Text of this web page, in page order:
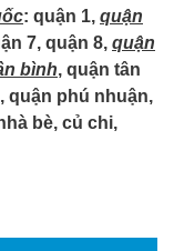
: quận 1, quận
7, quận 8, quận
bình, quận tân
quận phú nhuận,
bè, củ chi,